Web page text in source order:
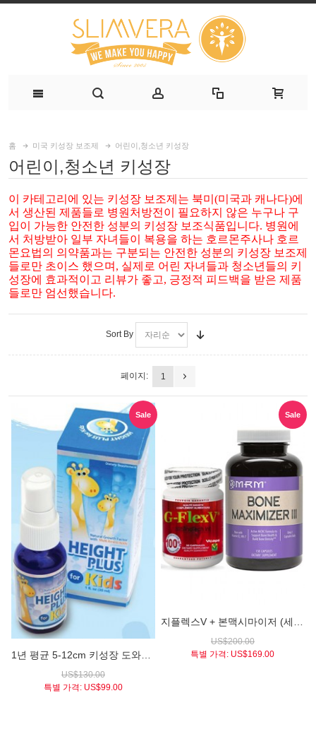
홈 미국 키성장 보조제 어린이,청소년 키성장
어린이,청소년 키성장
이 카테고리에 있는 키성장 보조제는 북미(미국과 캐나다)에
서 생산된 제품들로 병원처방전이 필요하지 않은 누구나 구
입이 가능한 안전한 성분의 키성장 보조식품입니다. 병원에
서 처방받아 일부 자녀들이 복용을 하는 호르몬주사나 호르
몬요법의 의약품과는 구분되는 안전한 성분의 키성장 보조제
들로만 초이스 했으며, 실제로 어린 자녀들과 청소년들의 키
성장에 효과적이고 리뷰가 좋고, 긍정적 피드백을 받은 제품
들로만 엄선했습니다.
Sort By
페이지: 1
Sale
US$130.00
특별 가격: US$99.00
Sale
지플렉스V + 본맥시마이저 (세트할인)
US$200.00
특별 가격: US$169.00